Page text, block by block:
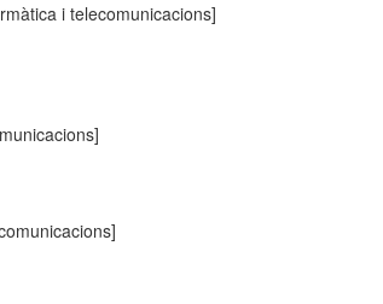
i telecomunicacions]